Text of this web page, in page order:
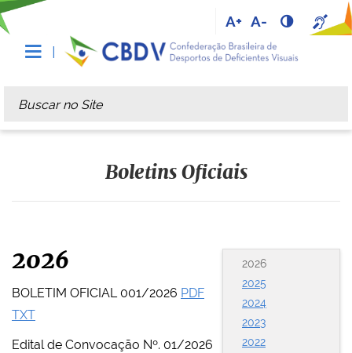
A+ A-
Busca
Busca Avançada…
Boletins Oficiais
2026
2025
2024
2023
2022
2026
BOLETIM OFICIAL 001/2026 PDF
TXT
Edital de Convocação Nº. 01/2026